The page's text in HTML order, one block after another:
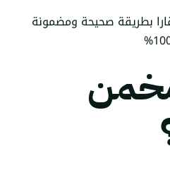
بطريقة صحيحة ومضمونة